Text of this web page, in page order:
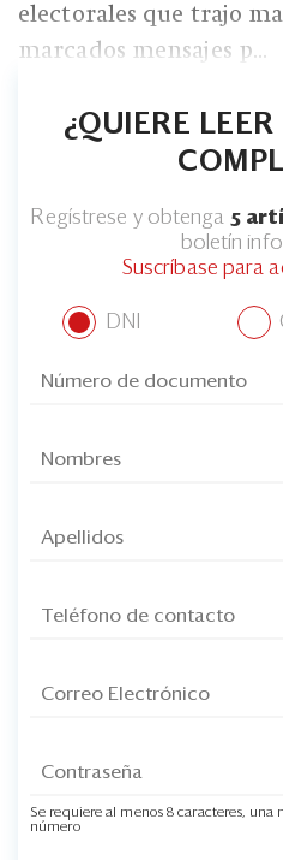
electorales que trajo
marcados mensajes p...
¿QUIERE
Regístrese y obtenga 5
boletín
Suscríbase para
DNI
Se requiere al menos 8 caracteres,
número